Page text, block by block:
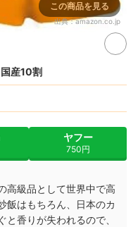
この商品を見る
出典：amazon.co.jp
産10割
ヤフー
750円
高級品として世界中で高
飯はもちろん、日本のカ
香りが失われるので、